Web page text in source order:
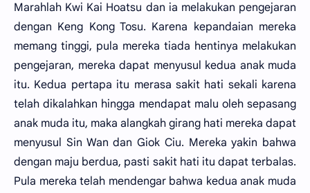
Marahlah Kwi Kai Hoatsu dan ia melakukan pengejaran
dengan Keng Kong Tosu. Karena kepandaian mereka
memang tinggi, pula mereka tiada hentinya melakukan
pengejaran, mereka dapat menyusul kedua anak muda
itu. Kedua pertapa itu merasa sakit hati sekali karena
telah dikalahkan hingga mendapat malu oleh sepasang
anak muda itu, maka alangkah girang hati mereka dapat
menyusul Sin Wan dan Giok Ciu. Mereka yakin bahwa
dengan maju berdua, pasti sakit hati itu dapat terbalas.
Pula mereka telah mendengar bahwa kedua anak muda